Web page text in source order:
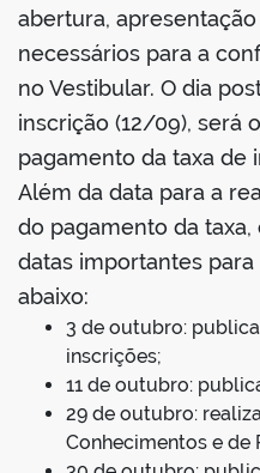
abertura,
necessários para a
no Vestibular. O dia
inscrição (12/09), será
pagamento da taxa de
Além da data para a
do pagamento da
datas importantes
abaixo:
3 de outubro:
inscrições;
11 de outubro:
29 de outubro:
Conhecimentos e de